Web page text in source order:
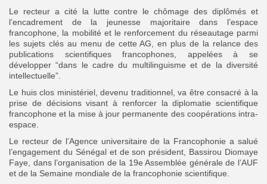
Le recteur a cité la lutte contre le chômage des diplômés et
l’encadrement de la jeunesse majoritaire dans l’espace
francophone, la mobilité et le renforcement du réseautage parmi
les sujets clés au menu de cette AG, en plus de la relance des
publications scientifiques francophones, appelées à se
développer “dans le cadre du multilinguisme et de la diversité
intellectuelle”.
Le huis clos ministériel, devenu traditionnel, va être consacré à la
prise de décisions visant à renforcer la diplomatie scientifique
francophone et la mise à jour permanente des coopérations intra-
espace.
Le recteur de l’Agence universitaire de la Francophonie a salué
l’engagement du Sénégal et de son président, Bassirou Diomaye
Faye, dans l’organisation de la 19e Assemblée générale de l’AUF
et de la Semaine mondiale de la francophonie scientifique.